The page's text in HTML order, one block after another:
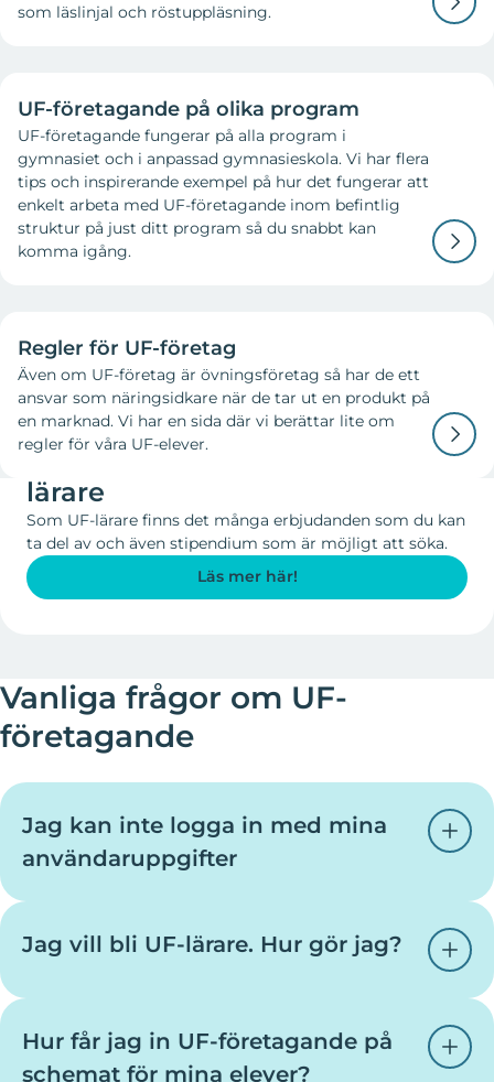
som läslinjal och röstuppläsning.
UF-företagande på olika program
UF-företagande fungerar på alla program i
gymnasiet och i anpassad gymnasieskola. Vi har flera
tips och inspirerande exempel på hur det fungerar att
enkelt arbeta med UF-företagande inom befintlig
struktur på just ditt program så du snabbt kan
komma igång.
Regler för UF-företag
Även om UF-företag är övningsföretag så har de ett
ansvar som näringsidkare när de tar ut en produkt på
en marknad. Vi har en sida där vi berättar lite om
regler för våra UF-elever.
Erbjudanden till dig som är UF-
lärare
Som UF-lärare finns det många erbjudanden som du kan
ta del av och även stipendium som är möjligt att söka.
Läs mer här!
Vanliga frågor om UF-
företagande
Jag kan inte logga in med mina
användaruppgifter
och uppdatera sitt lösenord. Detta görs enklast
genom att klicka på ”kom igång nu” på startsidan.
Jag vill bli UF-lärare. Hur gör jag?
Vad kul att du vill bli UF-lärare. Du kan läsa mer om
vad det innebär och
hur du registrerar dig här
Hur får jag in UF-företagande på
schemat för mina elever?